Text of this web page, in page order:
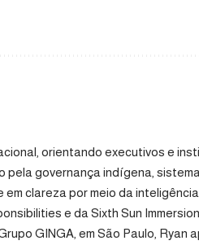
orientando executivos e
governança indígena,
clareza por meio da
e da Sixth Sun
GINGA, em São Paulo, Ryan